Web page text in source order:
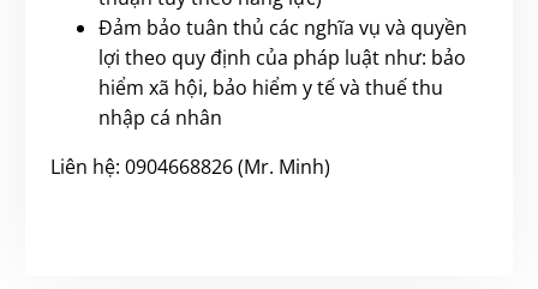
Đảm bảo tuân thủ các nghĩa vụ và quyền
lợi theo quy định của pháp luật như: bảo
hiểm xã hội, bảo hiểm y tế và thuế thu
nhập cá nhân
Liên hệ: 0904668826 (Mr. Minh)